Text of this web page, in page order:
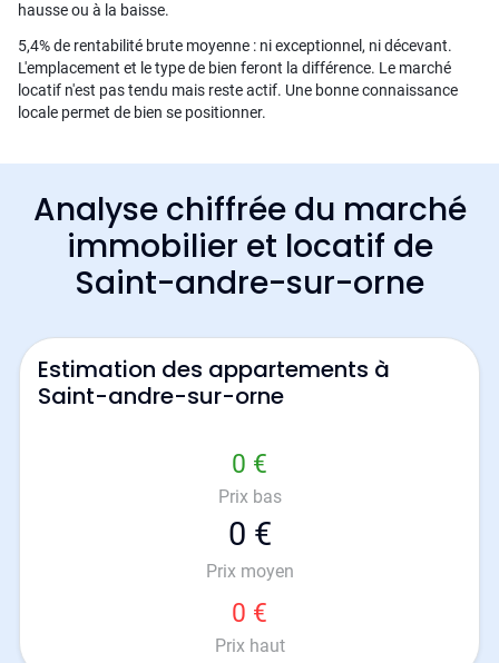
hausse ou à la baisse.
5,4% de rentabilité brute moyenne : ni exceptionnel, ni décevant.
L'emplacement et le type de bien feront la différence. Le marché
locatif n'est pas tendu mais reste actif. Une bonne connaissance
locale permet de bien se positionner.
Analyse chiffrée du marché
immobilier et locatif de
Saint-andre-sur-orne
Estimation des appartements à
Saint-andre-sur-orne
0 €
Prix bas
0 €
Prix moyen
0 €
Prix haut